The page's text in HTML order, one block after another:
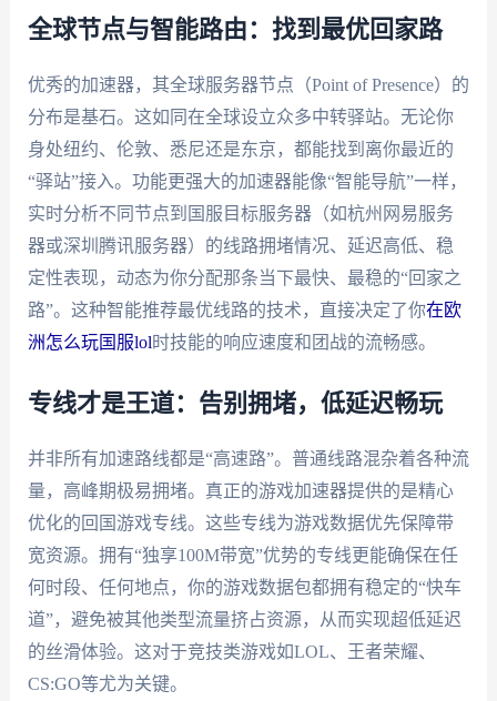
全球节点与智能路由：找到最优回家路
优秀的加速器，其全球服务器节点（Point of Presence）的
分布是基石。这如同在全球设立众多中转驿站。无论你
身处纽约、伦敦、悉尼还是东京，都能找到离你最近的
“驿站”接入。功能更强大的加速器能像“智能导航”一样，
实时分析不同节点到国服目标服务器（如杭州网易服务
器或深圳腾讯服务器）的线路拥堵情况、延迟高低、稳
定性表现，动态为你分配那条当下最快、最稳的“回家之
路”。这种智能推荐最优线路的技术，直接决定了你在欧
洲怎么玩国服lol时技能的响应速度和团战的流畅感。
专线才是王道：告别拥堵，低延迟畅玩
并非所有加速路线都是“高速路”。普通线路混杂着各种流
量，高峰期极易拥堵。真正的游戏加速器提供的是精心
优化的回国游戏专线。这些专线为游戏数据优先保障带
宽资源。拥有“独享100M带宽”优势的专线更能确保在任
何时段、任何地点，你的游戏数据包都拥有稳定的“快车
道”，避免被其他类型流量挤占资源，从而实现超低延迟
的丝滑体验。这对于竞技类游戏如LOL、王者荣耀、
CS:GO等尤为关键。